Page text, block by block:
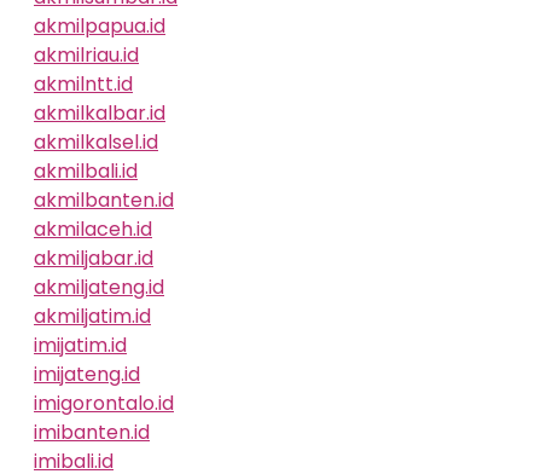
akmilpapua.id
akmilriau.id
akmilntt.id
akmilkalbar.id
akmilkalsel.id
akmilbali.id
akmilbanten.id
akmilaceh.id
akmiljabar.id
akmiljateng.id
akmiljatim.id
imijatim.id
imijateng.id
imigorontalo.id
imibanten.id
imibali.id